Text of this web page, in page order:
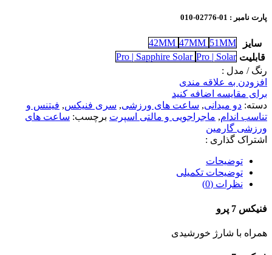
پارت نامبر : 01-02776-010
سایز 42MM 47MM 51MM
قابلیت
Pro | Sapphire Solar Pro | Solar
رنگ / مدل :
افزودن به علاقه مندی
برای مقایسه اضافه کنید
دسته: دو میدانی, ساعت های ورزشی, سری فنیکس, فیتنس و
تناسب اندام, ماجراجویی و مالتی اسپرت برچسب: ساعت های
ورزشی گارمین
اشتراک گذاری :
توضیحات
توضیحات تکمیلی
نظرات (0)
فنیکس 7 پرو
همراه با شارژ خورشیدی